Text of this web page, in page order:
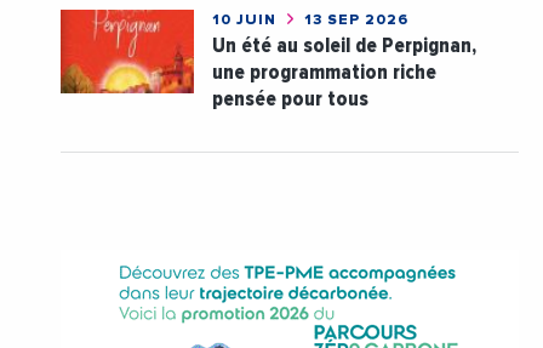
10 JUIN 13 SEP 2026
Un été au soleil de Perpignan,
une programmation riche
pensée pour tous